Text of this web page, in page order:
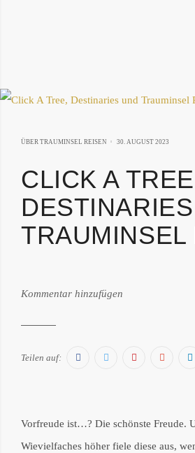
ÜBER TRAUMINSEL REISEN 30. AUGUST 2023
2024
CLICK A
TRAUMINSEL
Philipp
Kommentar hinzufügen
Teilen auf: FacebookTwitterPinterestGoogle+
Vorfreude ist…? Die schönste Freude.
Wievielfaches höher fiele diese aus,